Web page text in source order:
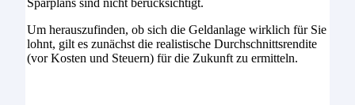
Um herauszufinden, ob sich die Geldanlage wirklich für Sie
lohnt, gilt es zunächst die realistische Durchschnittsrendite
(vor Kosten und Steuern) für die Zukunft zu ermitteln.